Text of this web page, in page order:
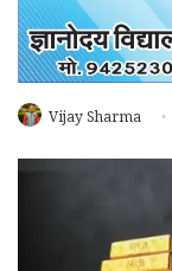
Vijay Sharma